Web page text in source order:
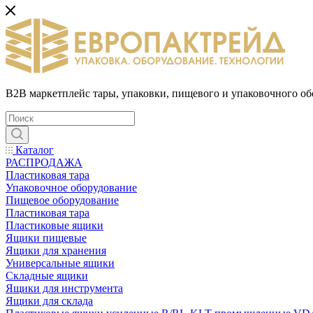
B2B маркетплейс тары, упаковки, пищевого и упаковочного
Каталог
РАСПРОДАЖА
Пластиковая тара
Упаковочное оборудование
Пищевое оборудование
Пластиковая тара
Пластиковые ящики
Ящики пищевые
Ящики для хранения
Универсальные ящики
Складные ящики
Ящики для инструмента
Ящики для склада